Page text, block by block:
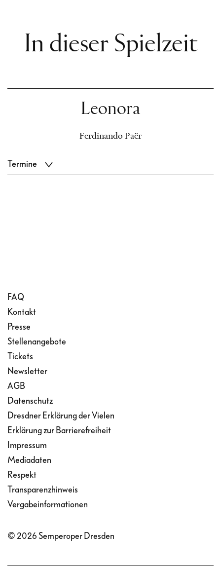
In dieser Spielzeit
Leonora
Ferdinando Paër
Termine
FAQ
Kontakt
Presse
Stellenangebote
Tickets
Newsletter
AGB
Datenschutz
Dresdner Erklärung der Vielen
Erklärung zur Barrierefreiheit
Impressum
Mediadaten
Respekt
Transparenzhinweis
Vergabeinformationen
© 2026 Semperoper Dresden